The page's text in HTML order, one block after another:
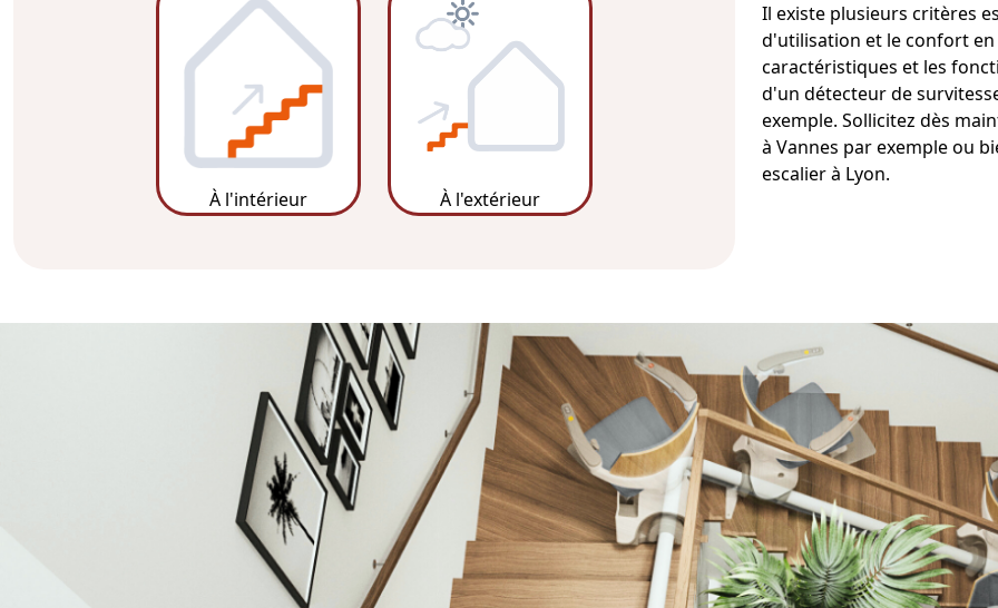
À l'intérieur À l'extérieur
Il existe plusieurs critères
d'utilisation et le confort
caractéristiques et les
d'un détecteur de
exemple. Sollicitez dès
à Vannes par exemple ou
escalier à Lyon.